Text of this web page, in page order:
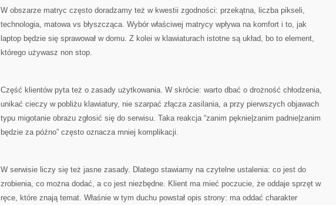
W obszarze matryc często doradzamy też w kwestii zgodności: przekątna, liczba pikseli,
technologia, matowa vs błyszcząca. Wybór właściwej matrycy wpływa na komfort i to, jak
laptop będzie się sprawował w domu. Z kolei w klawiaturach istotne są układ, bo to element,
którego używasz non stop.
Część klientów pyta też o zasady użytkowania. W skrócie: warto dbać o drożność chłodzenia,
unikać cieczy w pobliżu klawiatury, nie szarpać złącza zasilania, a przy pierwszych objawach
typu migotanie obrazu zgłosić się do serwisu. Taka reakcja “zanim pęknie|zanim padnie|zanim
będzie za późno” często oznacza mniej komplikacji.
W serwisie liczy się też jasne zasady. Dlatego stawiamy na czytelne ustalenia: co jest do
zrobienia, co można dodać, a co jest niezbędne. Klient ma mieć poczucie, że oddaje sprzęt w
ręce, które znają temat. Właśnie w tym duchu powstał opis strony: ma oddać charakter